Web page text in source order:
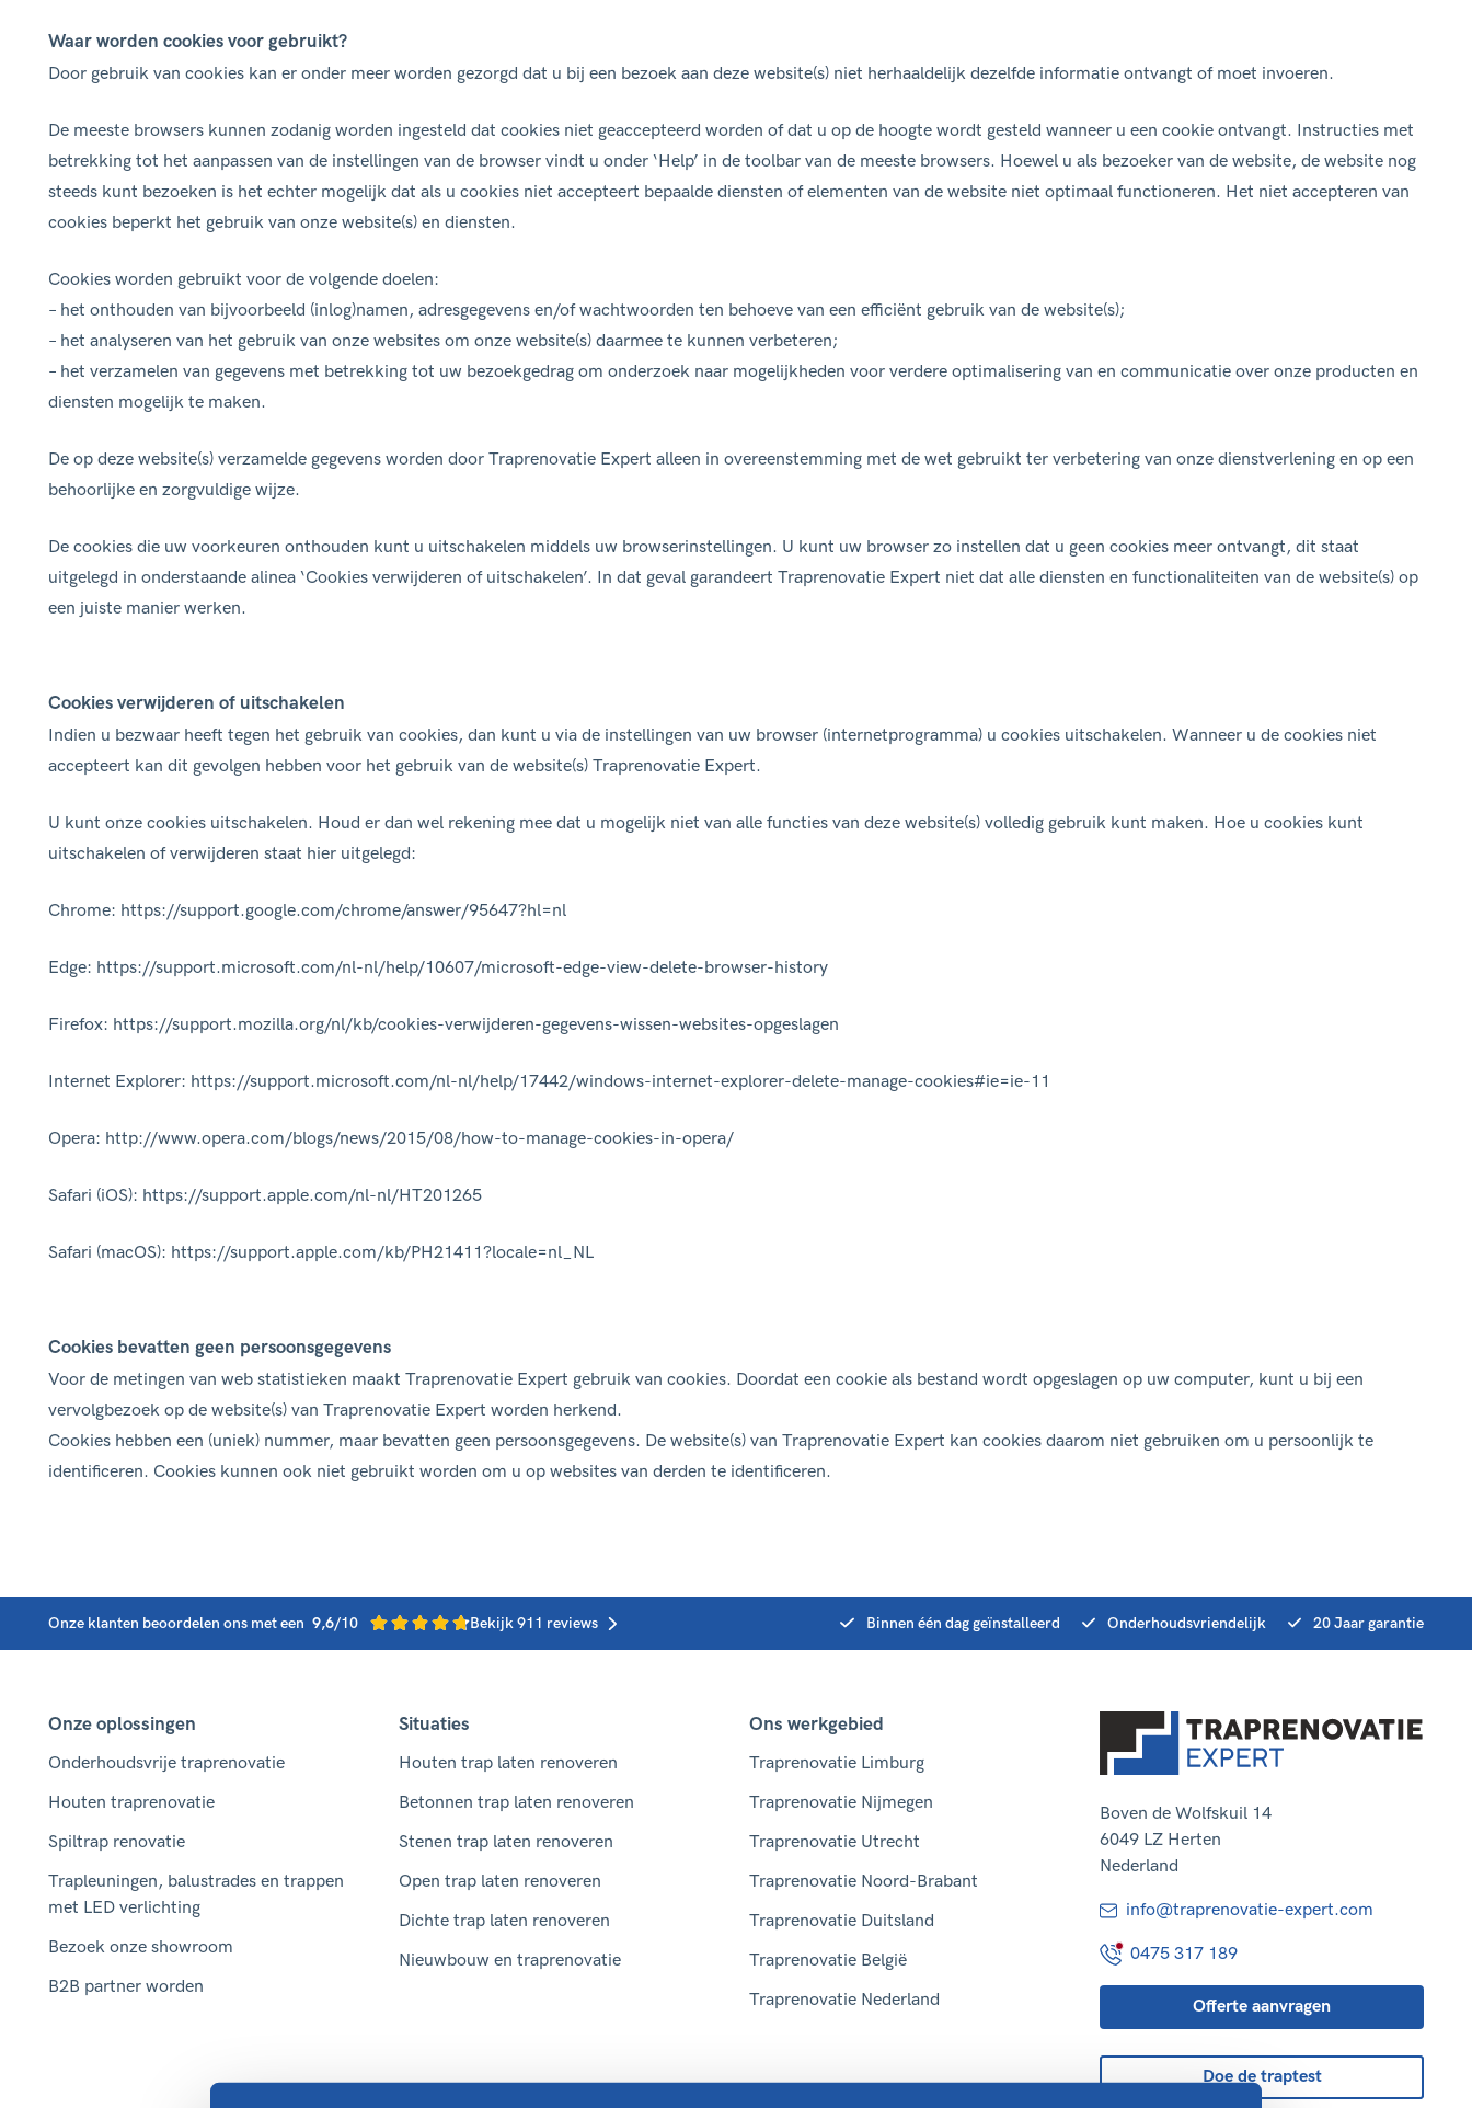
Waar worden cookies voor gebruikt?
Door gebruik van cookies kan er onder meer worden gezorgd dat u bij een bezoek aan deze website(s) niet herhaaldelijk dezelfde informatie ontvangt of moet invoeren.
De meeste browsers kunnen zodanig worden ingesteld dat cookies niet geaccepteerd worden of dat u op de hoogte wordt gesteld wanneer u een cookie ontvangt. Instructies met
betrekking tot het aanpassen van de instellingen van de browser vindt u onder ‘Help’ in de toolbar van de meeste browsers. Hoewel u als bezoeker van de website, de website nog
steeds kunt bezoeken is het echter mogelijk dat als u cookies niet accepteert bepaalde diensten of elementen van de website niet optimaal functioneren. Het niet accepteren van
cookies beperkt het gebruik van onze website(s) en diensten.
Cookies worden gebruikt voor de volgende doelen:
– het onthouden van bijvoorbeeld (inlog)namen, adresgegevens en/of wachtwoorden ten behoeve van een efficiënt gebruik van de website(s);
– het analyseren van het gebruik van onze websites om onze website(s) daarmee te kunnen verbeteren;
– het verzamelen van gegevens met betrekking tot uw bezoekgedrag om onderzoek naar mogelijkheden voor verdere optimalisering van en communicatie over onze producten en
diensten mogelijk te maken.
De op deze website(s) verzamelde gegevens worden door Traprenovatie Expert alleen in overeenstemming met de wet gebruikt ter verbetering van onze dienstverlening en op een
behoorlijke en zorgvuldige wijze.
De cookies die uw voorkeuren onthouden kunt u uitschakelen middels uw browserinstellingen. U kunt uw browser zo instellen dat u geen cookies meer ontvangt, dit staat
uitgelegd in onderstaande alinea ‘Cookies verwijderen of uitschakelen’. In dat geval garandeert Traprenovatie Expert niet dat alle diensten en functionaliteiten van de website(s) op
een juiste manier werken.
Cookies verwijderen of uitschakelen
Indien u bezwaar heeft tegen het gebruik van cookies, dan kunt u via de instellingen van uw browser (internetprogramma) u cookies uitschakelen. Wanneer u de cookies niet
accepteert kan dit gevolgen hebben voor het gebruik van de website(s) Traprenovatie Expert.
U kunt onze cookies uitschakelen. Houd er dan wel rekening mee dat u mogelijk niet van alle functies van deze website(s) volledig gebruik kunt maken. Hoe u cookies kunt
uitschakelen of verwijderen staat hier uitgelegd:
Chrome: https://support.google.com/chrome/answer/95647?hl=nl
Edge: https://support.microsoft.com/nl-nl/help/10607/microsoft-edge-view-delete-browser-history
Firefox: https://support.mozilla.org/nl/kb/cookies-verwijderen-gegevens-wissen-websites-opgeslagen
Internet Explorer: https://support.microsoft.com/nl-nl/help/17442/windows-internet-explorer-delete-manage-cookies#ie=ie-11
Opera: http://www.opera.com/blogs/news/2015/08/how-to-manage-cookies-in-opera/
Safari (iOS): https://support.apple.com/nl-nl/HT201265
Safari (macOS): https://support.apple.com/kb/PH21411?locale=nl_NL
Cookies bevatten geen persoonsgegevens
Voor de metingen van web statistieken maakt Traprenovatie Expert gebruik van cookies. Doordat een cookie als bestand wordt opgeslagen op uw computer, kunt u bij een
vervolgbezoek op de website(s) van Traprenovatie Expert worden herkend.
Cookies hebben een (uniek) nummer, maar bevatten geen persoonsgegevens. De website(s) van Traprenovatie Expert kan cookies daarom niet gebruiken om u persoonlijk te
identificeren. Cookies kunnen ook niet gebruikt worden om u op websites van derden te identificeren.
Onze klanten beoordelen ons met een 9,6/10 Bekijk 911 reviews Binnen één dag geïnstalleerd Onderhoudsvriendelijk 20 Jaar garantie
Onze oplossingen
Onderhoudsvrije traprenovatie
Houten traprenovatie
Spiltrap renovatie
Trapleuningen, balustrades en trappen
met LED verlichting
Bezoek onze showroom
B2B partner worden
Situaties
Houten trap laten renoveren
Betonnen trap laten renoveren
Stenen trap laten renoveren
Open trap laten renoveren
Dichte trap laten renoveren
Nieuwbouw en traprenovatie
Ons werkgebied
Traprenovatie Limburg
Traprenovatie Nijmegen
Traprenovatie Utrecht
Traprenovatie Noord-Brabant
Traprenovatie Duitsland
Traprenovatie België
Traprenovatie Nederland
Boven de Wolfskuil 14
6049 LZ Herten
Nederland
info@traprenovatie-expert.com
0475 317 189
Offerte aanvragen
Doe de traptest